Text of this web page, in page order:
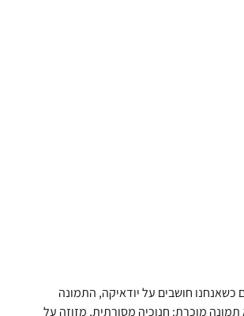
חושבים על יודאיקה, התמונה
מוכרת: חנוכיה מסורתית, מזוזה על